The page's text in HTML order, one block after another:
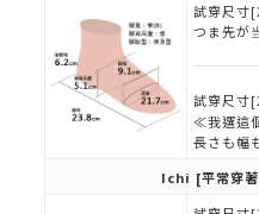
試穿尺寸
つま先が
試穿尺寸
≪我選這
長さも幅
Ichi [平常穿